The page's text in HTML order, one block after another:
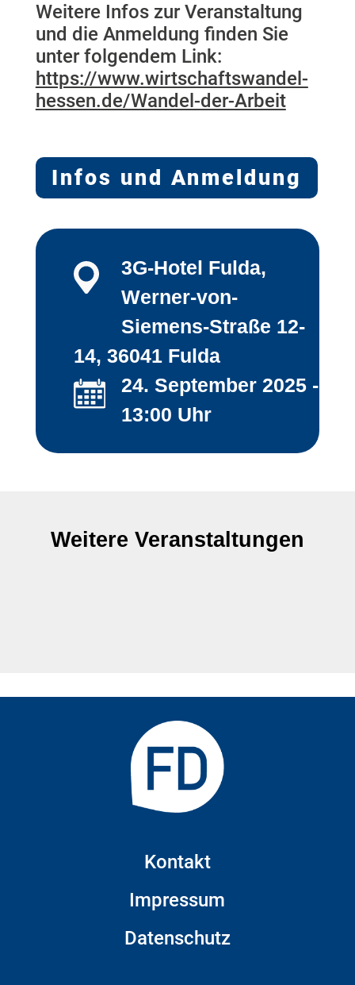
Weitere Infos zur Veranstaltung
und die Anmeldung finden Sie
unter folgendem Link:
https://www.wirtschaftswandel-
hessen.de/Wandel-der-Arbeit
Infos und Anmeldung
3G-Hotel Fulda,
Werner-von-
Siemens-Straße 12-
14, 36041 Fulda
24. September 2025 -
13:00 Uhr
Weitere Veranstaltungen
Kontakt
Impressum
Datenschutz